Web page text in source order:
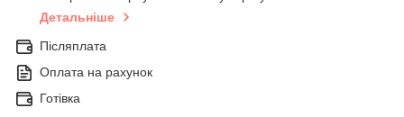
Детальніше
Післяплата
Оплата на рахунок
Готівка